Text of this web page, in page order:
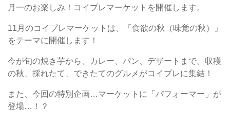
月一のお楽しみ！コイプレマーケットを開催します。
11月のコイプレマーケットは、「食欲の秋（味覚の秋）」
をテーマに開催します！
今が旬の焼き芋から、カレー、パン、デザートまで。収穫
の秋、採れたて、できたてのグルメがコイプレに集結！
また、今回の特別企画…マーケットに「パフォーマー」が
登場…！？